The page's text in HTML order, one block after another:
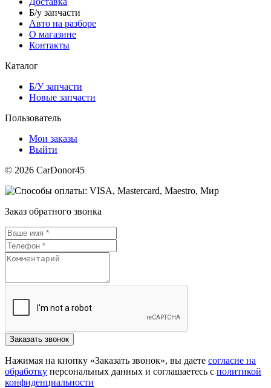
Б/у запчасти
Авто на разборе
О магазине
Контакты
Каталог
Б/У запчасти
Новые запчасти
Пользователь
Мои заказы
Выйти
© 2026 CarDonor45
Заказ обратного звонка
Нажимая на кнопку «Заказать звонок», вы даете согласие на
обработку персональных данных и соглашаетесь c политикой
конфиденциальности